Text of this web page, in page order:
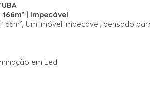
| Impecável
Um imóvel impecável, pensado
em Led